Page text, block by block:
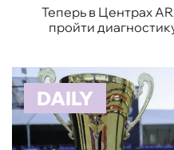
Теперь в Центрах
пройти
DAILY